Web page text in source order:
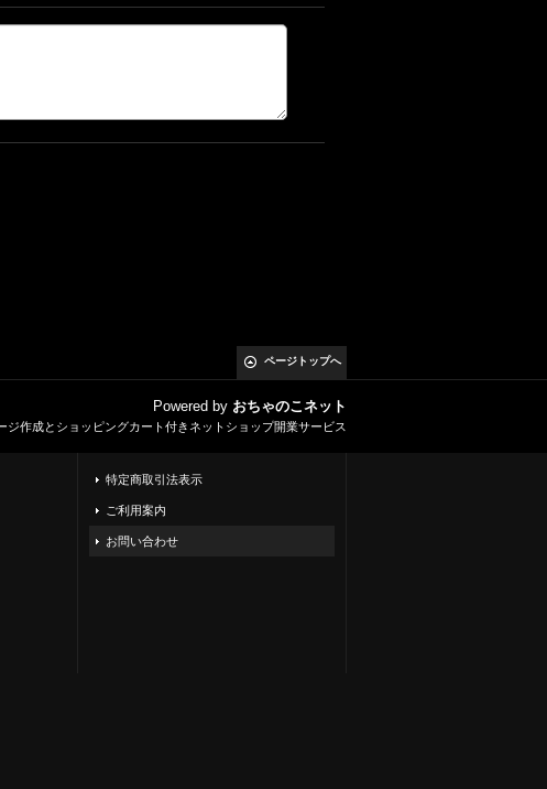
ページトップへ
Powered by おちゃのこネット
ジ作成とショッピングカート付きネットショップ開業サービス
特定商取引法表示
ご利用案内
お問い合わせ